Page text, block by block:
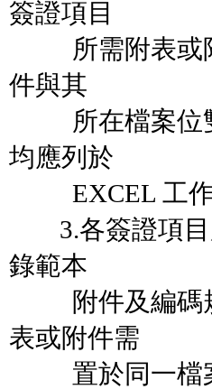
簽證項目
所需附表或附
件與其
所在檔案位雙
均應列於
EXCEL 工作
3.各簽證項目
錄範本
附件及編碼規
表或附件需
置於同一檔